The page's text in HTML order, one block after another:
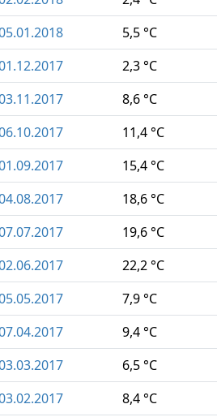
5,5 °C
2,3 °C
8,6 °C
11,4 °C
15,4 °C
18,6 °C
19,6 °C
22,2 °C
7,9 °C
9,4 °C
6,5 °C
8,4 °C